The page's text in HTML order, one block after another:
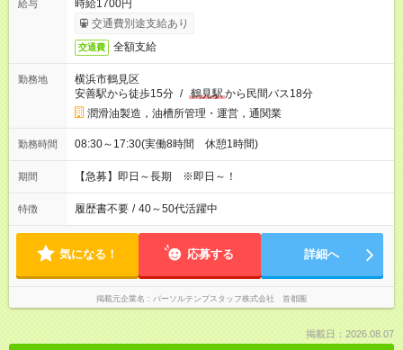
給与
時給1700円
交通費別途支給あり
交通費 全額支給
勤務地
横浜市鶴見区
安善駅から徒歩15分 / 鶴見駅から民間バス18分
潤滑油製造，油槽所管理・運営，通関業
勤務時間 08:30～17:30(実働8時間 休憩1時間)
期間 【急募】即日～長期 ※即日～！
特徴 履歴書不要 / 40～50代活躍中
気になる！ 応募する 詳細へ
掲載元企業名 パーソルテンプスタッフ株式会社 首都圏
掲載日：2026.08.07